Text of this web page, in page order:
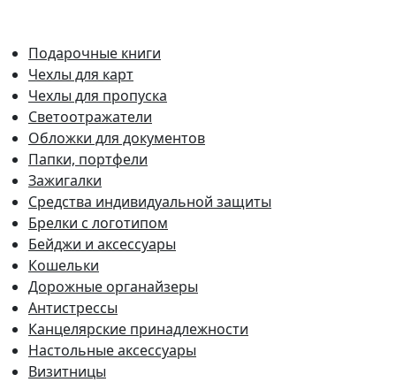
Подарочные книги
Чехлы для карт
Чехлы для пропуска
Светоотражатели
Обложки для документов
Папки, портфели
Зажигалки
Средства индивидуальной защиты
Брелки с логотипом
Бейджи и аксессуары
Кошельки
Дорожные органайзеры
Антистрессы
Канцелярские принадлежности
Настольные аксессуары
Визитницы